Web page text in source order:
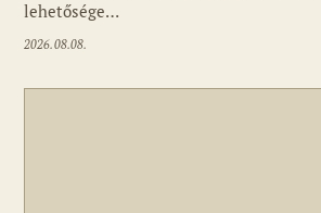
lehetősége…
2026.08.08.